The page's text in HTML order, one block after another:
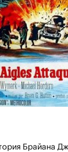
Брайана